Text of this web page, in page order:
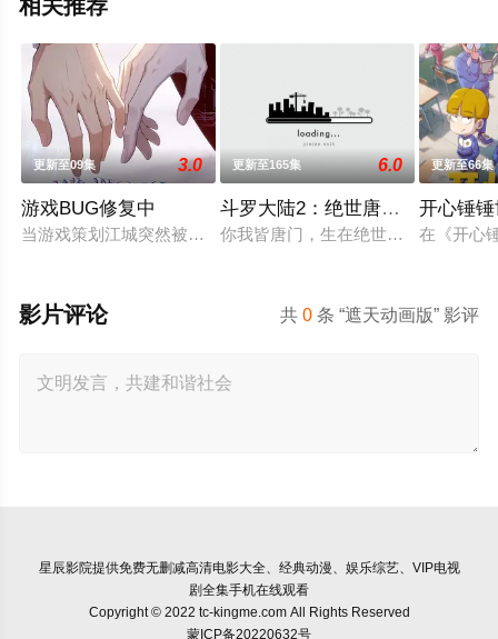
相关推荐
更新至09集 3.0
游戏BUG修复中
当游戏策划江城突然被拉进自己精心打造的数字世界时，他原
更新至165集 6.0
斗罗大陆2：绝世唐门2023
你我皆唐门，生在绝世中——腾讯视
更新至66集
开心锤
在《开心
共0 条 “遮天动画版” 影评
影片评论
星辰影院提供免费无删减高清电影大全、经典动漫、娱乐综艺、VIP电视
剧全集手机在线观看
Copyright © 2022 tc-kingme.com All Rights Reserved
蒙ICP备20220632号